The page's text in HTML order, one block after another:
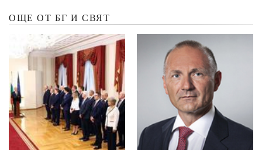
ОЩЕ ОТ БГ И СВЯТ